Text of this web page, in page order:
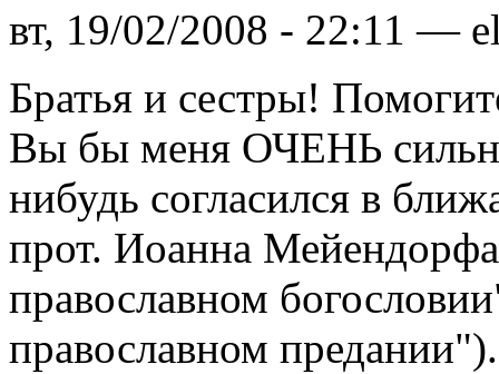
вт, 19/02/2008 - 22:11 —
Братья и сестры!
Вы бы меня ОЧЕНЬ
нибудь согласился в
прот. Иоанна
православном
православном предании").